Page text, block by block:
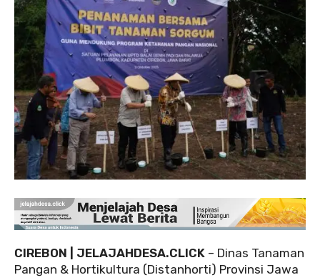
CIREBON | JELAJAHDESA.CLICK – Dinas Tanaman
Pangan & Hortikultura (Distanhorti) Provinsi Jawa